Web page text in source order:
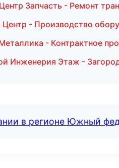
Запчасть - Ремонт
- Производство
- Контрактное
Инженерия Этаж -
в регионе Южный